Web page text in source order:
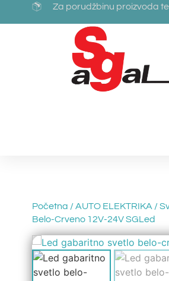
Za porudžbinu proizvoda
Početna /AUTO ELEKTRIKA /
Belo-Crveno 12V-24V SGLed